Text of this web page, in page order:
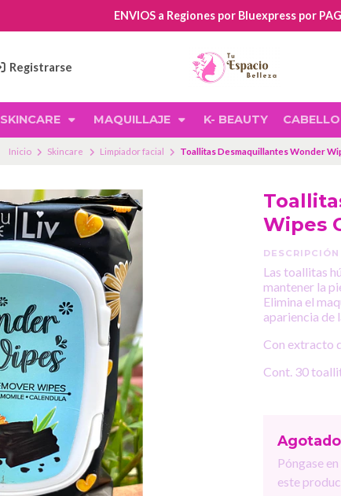
Registrarse
SKINCARE MAQUILLAJE K- BEAUTY CABELLO
ENVIOS a Regiones por Bluexpress por
Inicio Skincare Limpiador facial Toallitas Desmaquillantes Wonder
Wipes
DESCRIPCIÓN
Las toallitas
mantener la
Elimina el
apariencia de
Con extracto
Cont. 30
Agotado
Póngase
este